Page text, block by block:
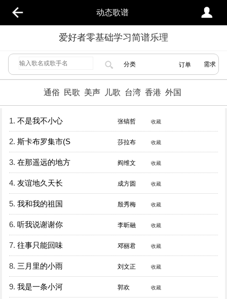
动态歌谱
爱好者零基础学习简谱乐理
分类 需求
订单
通俗 民歌 美声 儿歌 台湾 香港 外国
1. 不是我不小心 张镐哲 收藏
2. 斯卡布罗集市(S 莎拉布 收藏
3. 在那遥远的地方 阎维文 收藏
4. 友谊地久天长 成方圆 收藏
5. 我和我的祖国 殷秀梅 收藏
6. 听我说谢谢你 李昕融 收藏
7. 往事只能回味 邓丽君 收藏
8. 三月里的小雨 刘文正 收藏
9. 我是一条小河 郭欢 收藏